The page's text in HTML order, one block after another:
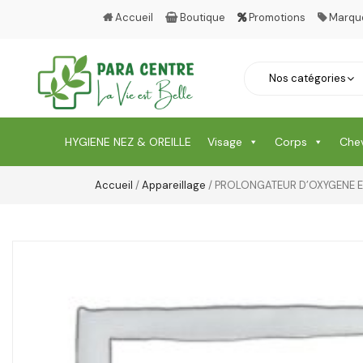
Accueil Boutique Promotions
HYGIENE NEZ & OREILLE Visage Corps
Accueil /Appareillage / PROLONGATEUR D’OXYGENE